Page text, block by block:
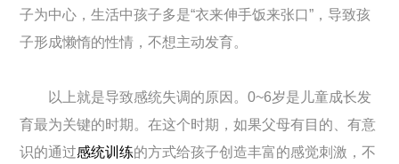
子为中心，生活中孩子多是“衣来伸手饭来张口”，导致孩
子形成懒惰的性情，不想主动发育。
以上就是导致感统失调的原因。0~6岁是儿童成长发
育最为关键的时期。在这个时期，如果父母有目的、有意
识的通过感统训练的方式给孩子创造丰富的感觉刺激，不